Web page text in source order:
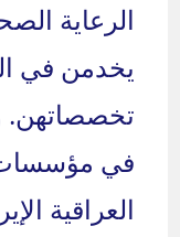
الرعاية
يخدمن في
تخصصاتهن.
في مؤسسات